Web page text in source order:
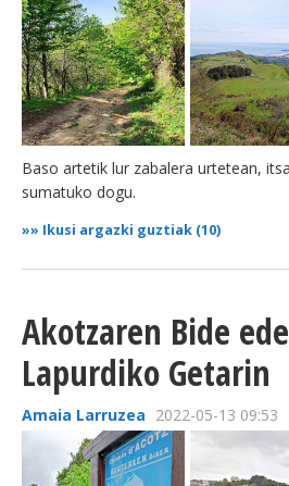
Baso artetik lur zabalera urtetean,
sumatuko dogu.
»» Ikusi argazki guztiak (10)
Akotzaren Bide
Lapurdiko Getarin
Amaia Larruzea 2022-05-13 09:53